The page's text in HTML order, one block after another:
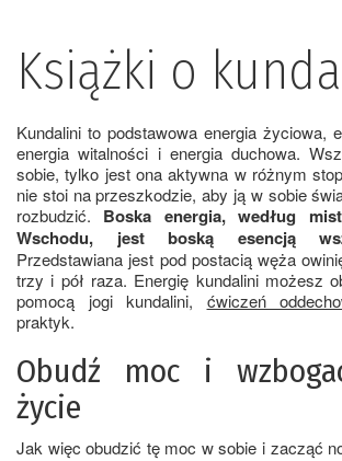
Książki o
Kundalini to podstawowa energia życiowa,
energia witalności i energia duchowa.
sobie, tylko jest ona aktywna w różnym
nie stoi na przeszkodzie, aby ją w sobie
rozbudzić. Boska energia, według
Wschodu, jest boską esencją
Przedstawiana jest pod postacią węża
trzy i pół raza. Energię kundalini możesz
pomocą jogi kundalini, ćwiczeń
praktyk.
Obudź moc i
życie
Jak więc obudzić tę moc w sobie i zacząć